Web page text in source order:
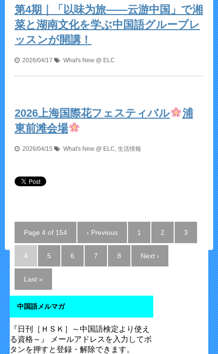
第4期｜「以味为旅——云游中国」で湘
菜と湖南文化を学ぶ中国語グループレ
ッスンが開講！
2026/04/17 What's New @ ELC
2026上海国際花フェスティバル
浦
東前滩会場
2026/04/15 What's New @ ELC 生活情報
Page 4 of 154 ‹ Previous 1 2 3
4 5 6 7 8 Next ›
Last »
中国語メルマガ
『日刊［ＨＳＫ］～中国語検定より使え
る資格～』 メールアドレスを入力してボ
タンを押すと登録・解除できます。